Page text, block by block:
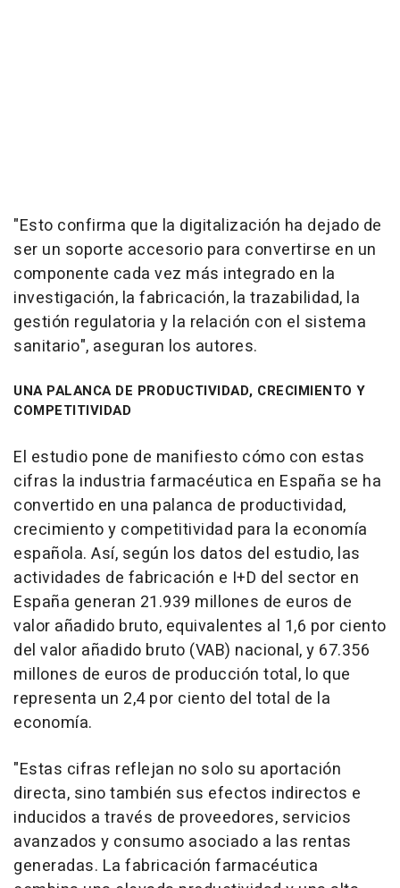
"Esto confirma que la digitalización ha dejado de
ser un soporte accesorio para convertirse en un
componente cada vez más integrado en la
investigación, la fabricación, la trazabilidad, la
gestión regulatoria y la relación con el sistema
sanitario", aseguran los autores.
UNA PALANCA DE PRODUCTIVIDAD, CRECIMIENTO Y
COMPETITIVIDAD
El estudio pone de manifiesto cómo con estas
cifras la industria farmacéutica en España se ha
convertido en una palanca de productividad,
crecimiento y competitividad para la economía
española. Así, según los datos del estudio, las
actividades de fabricación e I+D del sector en
España generan 21.939 millones de euros de
valor añadido bruto, equivalentes al 1,6 por ciento
del valor añadido bruto (VAB) nacional, y 67.356
millones de euros de producción total, lo que
representa un 2,4 por ciento del total de la
economía.
"Estas cifras reflejan no solo su aportación
directa, sino también sus efectos indirectos e
inducidos a través de proveedores, servicios
avanzados y consumo asociado a las rentas
generadas. La fabricación farmacéutica